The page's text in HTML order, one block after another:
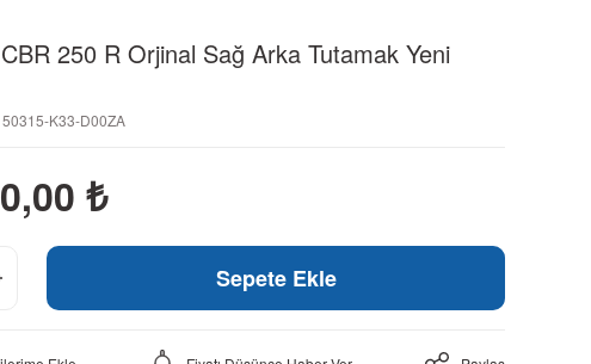
250 R Orjinal Sağ Arka Tutamak Yeni
K33-D00ZA
₺
Sepete Ekle